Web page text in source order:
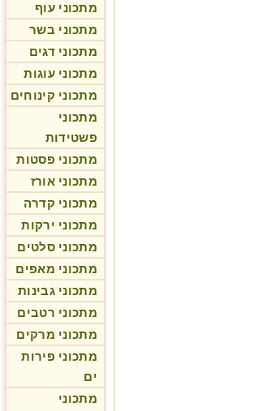
מתכוני עוף
מתכוני בשר
מתכוני דגים
מתכוני עוגות
מתכוני קינוחים
מתכוני
פשטידות
מתכוני פסטות
מתכוני אורז
מתכוני קדרה
מתכוני ירקות
מתכוני סלטים
מתכוני מאפים
מתכוני גבינות
מתכוני רטבים
מתכוני מרקים
מתכוני פירות
ים
מתכוני